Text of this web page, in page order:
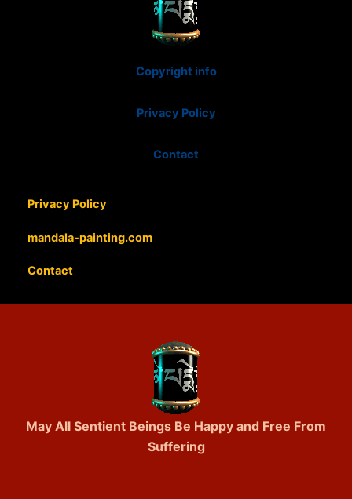
Copyright info
Privacy Policy
Contact
Privacy Policy
mandala-painting.com
Contact
May All Sentient Beings Be Happy and Free From
Suffering